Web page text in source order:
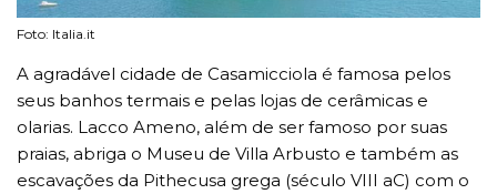
Foto: Italia.it
A agradável cidade de Casamicciola é famosa pelos
seus banhos termais e pelas lojas de cerâmicas e
olarias. Lacco Ameno, além de ser famoso por suas
praias, abriga o Museu de Villa Arbusto e também as
escavações da Pithecusa grega (século VIII aC) com o